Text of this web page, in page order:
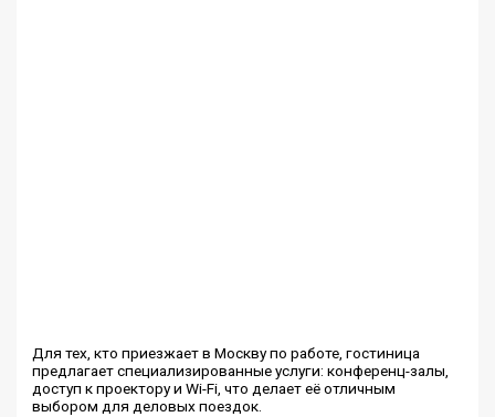
Для тех, кто приезжает в Москву по работе, гостиница
предлагает специализированные услуги: конференц-залы,
доступ к проектору и Wi-Fi, что делает её отличным
выбором для деловых поездок.